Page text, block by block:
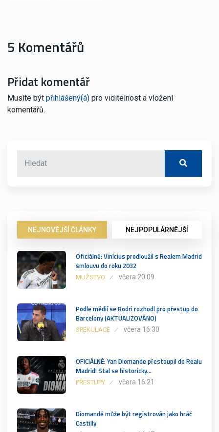
5 Komentářů
Přidat komentář
Musíte být přihlášený(á) pro viditelnost a vložení
komentářů.
NEJNOVĚJŠÍ ČLÁNKY NEJPOPULÁRNĚJŠÍ
Oficiálně: Vinícius prodloužil s Realem Madrid
smlouvu do roku 2032
MUŽSTVO včera 20:09
Podle médií se Rodri rozhodl pro přestup do
Barcelony (AKTUALIZOVÁNO)
SPEKULACE včera 16:30
OFICIÁLNĚ: Yan Diomande přestoupil do Realu
Madrid! Stal se historicky…
PŘESTUPY včera 16:21
Diomandé může být registrován jako hráč
Castilly